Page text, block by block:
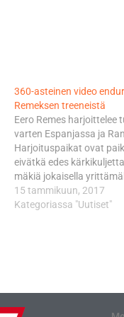
360-asteinen video
Remeksen treeneistä
Eero Remes harjoittelee
varten Espanjassa ja
Harjoituspaikat ovat
eivätkä edes
mäkiä jokaisella
nähdään Remeksen
myös mäki, jossa
15 tammikuun, 2017
Kategoriassa "Uutiset"